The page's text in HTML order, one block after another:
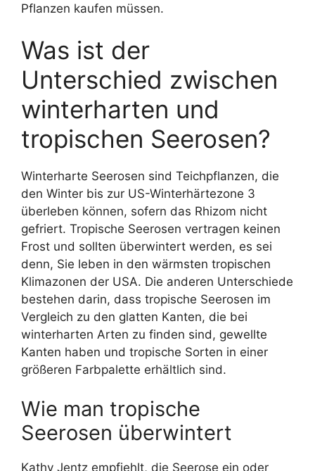
Pflanzen kaufen müssen.
Was ist der
Unterschied zwischen
winterharten und
tropischen Seerosen?
Winterharte Seerosen sind Teichpflanzen, die
den Winter bis zur US-Winterhärtezone 3
überleben können, sofern das Rhizom nicht
gefriert. Tropische Seerosen vertragen keinen
Frost und sollten überwintert werden, es sei
denn, Sie leben in den wärmsten tropischen
Klimazonen der USA. Die anderen Unterschiede
bestehen darin, dass tropische Seerosen im
Vergleich zu den glatten Kanten, die bei
winterharten Arten zu finden sind, gewellte
Kanten haben und tropische Sorten in einer
größeren Farbpalette erhältlich sind.
Wie man tropische
Seerosen überwintert
Kathy Jentz empfiehlt, die Seerose ein oder